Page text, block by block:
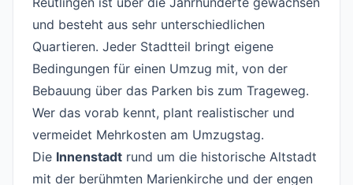
und besteht aus sehr unterschiedlichen
Quartieren. Jeder Stadtteil bringt eigene
Bedingungen für einen Umzug mit, von der
Bebauung über das Parken bis zum Trageweg.
Wer das vorab kennt, plant realistischer und
vermeidet Mehrkosten am Umzugstag.
Die Innenstadt rund um die historische Altstadt
mit der berühmten Marienkirche und der engen